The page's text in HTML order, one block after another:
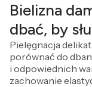
Bielizna
dbać, by
Pielęgnacja
porównać do
i odpowiednich
zachowanie